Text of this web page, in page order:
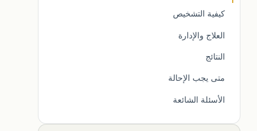
كيفية التشخيص
العلاج والإدارة
النتائج
متى يجب الإحالة
الأسئلة الشائعة